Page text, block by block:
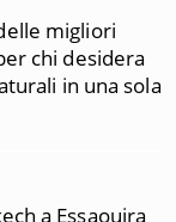
migliori
chi desidera
in una sola
a Essaouira